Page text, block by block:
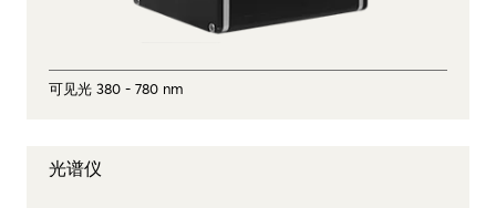
可见光 380 - 780 nm
光谱仪